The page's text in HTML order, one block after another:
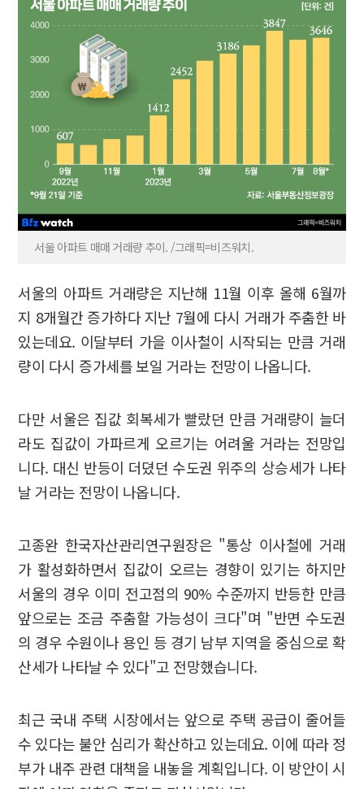
서울 아파트 매매 거래량 추이. /그래픽=비즈워치.
서울의 아파트 거래량은 지난해 11월 이후 올해 6월까
지 8개월간 증가하다 지난 7월에 다시 거래가 주춤한 바
있는데요. 이달부터 가을 이사철이 시작되는 만큼 거래
량이 다시 증가세를 보일 거라는 전망이 나옵니다.
다만 서울은 집값 회복세가 빨랐던 만큼 거래량이 늘더
라도 집값이 가파르게 오르기는 어려울 거라는 전망입
니다. 대신 반등이 더뎠던 수도권 위주의 상승세가 나타
날 거라는 전망이 나옵니다.
고종완 한국자산관리연구원장은 "통상 이사철에 거래
가 활성화하면서 집값이 오르는 경향이 있기는 하지만
서울의 경우 이미 전고점의 90% 수준까지 반등한 만큼
앞으로는 조금 주춤할 가능성이 크다"며 "반면 수도권
의 경우 수원이나 용인 등 경기 남부 지역을 중심으로 확
산세가 나타날 수 있다"고 전망했습니다.
최근 국내 주택 시장에서는 앞으로 주택 공급이 줄어들
수 있다는 불안 심리가 확산하고 있는데요. 이에 따라 정
부가 내주 관련 대책을 내놓을 계획입니다. 이 방안이 시